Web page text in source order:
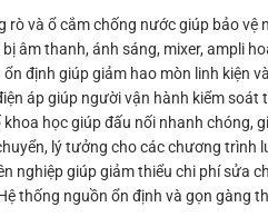
rò và ổ cắm chống nước giúp bảo vệ
âm thanh, ánh sáng, mixer, ampli
ổn định giúp giảm hao mòn linh kiện
áp giúp người vận hành kiểm soát
học giúp đấu nối nhanh chóng,
lý tưởng cho các chương trình
nghiệp giúp giảm thiểu chi phí sửa
thống nguồn ổn định và gọn gàng